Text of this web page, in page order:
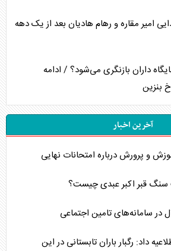
امیر مقاره و رهام هادیان بعد از یک دهه
داران بازنگری می‌شود؟ / ادامه
بنزین
آخرین اخبار
و پرورش درباره امتحانات نهایی
قبر اکبر عبدی چیست؟
در سامانه‌های تامین اجتماعی
داد: رگبار باران تابستانی در این